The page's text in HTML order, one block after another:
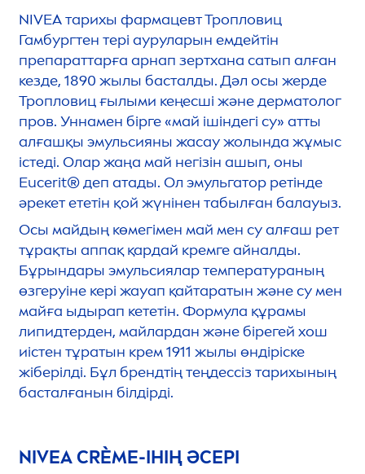
NIVEAтарихы фармацевт Тропловиц
Гамбургтен тері ауруларын емдейтін
препараттарға арнап зертхана сатып алған
кезде, 1890 жылы басталды. Дәл осы жерде
Тропловиц ғылыми кеңесші және дерматолог
пров. Уннамен бірге «май ішіндегі су» атты
алғашқы эмульсияны жасау жолында жұмыс
істеді. Олар жаңа май негізін ашып, оны
Eucerit® деп атады. Ол эмульгатор ретінде
әрекет ететін қой жүнінен табылған балауыз.
Осы майдың көмегімен май мен су алғаш рет
тұрақты аппақ қардай кремге айналды.
Бұрындары эмульсиялар температураның
өзгеруіне кері жауап қайтаратын және су мен
майға ыдырап кететін. Формула құрамы
липидтерден, майлардан және бірегей хош
иістен тұратын крем 1911 жылы өндіріске
жіберілді. Бұл брендтің теңдессіз тарихының
басталғанын білдірді.
NIVEACRÈME-ІНІҢ ӘСЕРІ